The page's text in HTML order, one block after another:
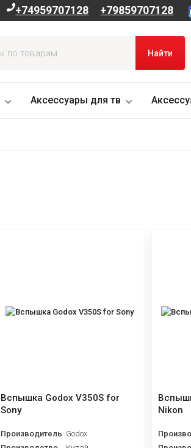
+74959707128 +79859707128
Найти
Аксессуары для тв
Вспышка Godox V350S for
Sony
Производитель Godox
Nikon